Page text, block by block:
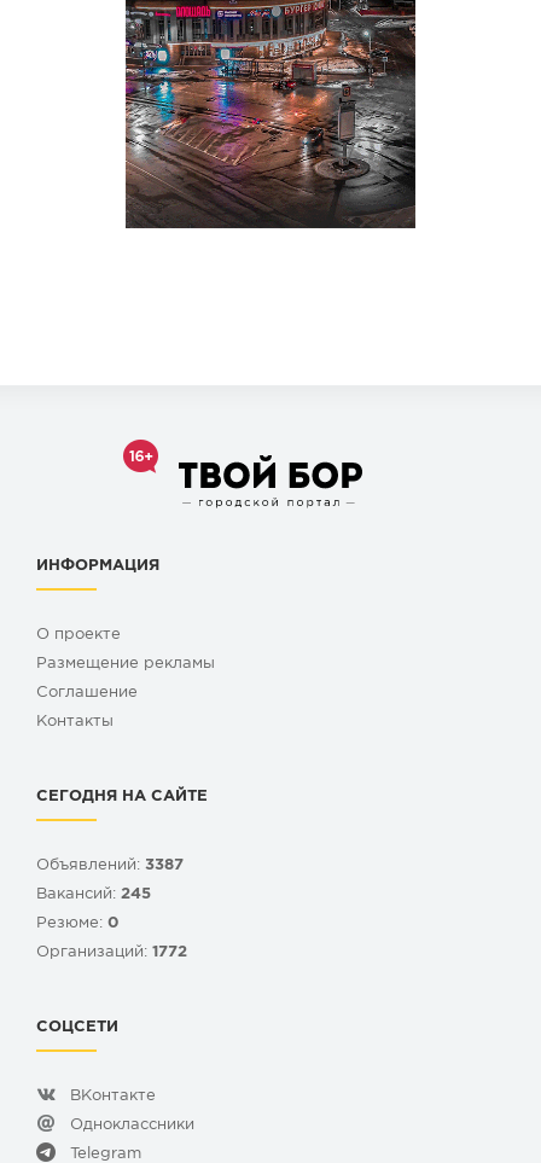
ИНФОРМАЦИЯ
О проекте
Размещение рекламы
Cоглашение
Контакты
СЕГОДНЯ НА САЙТЕ
Объявлений: 3387
Вакансий: 245
Резюме: 0
Организаций: 1772
СОЦСЕТИ
ВКонтакте
Одноклассники
Telegram